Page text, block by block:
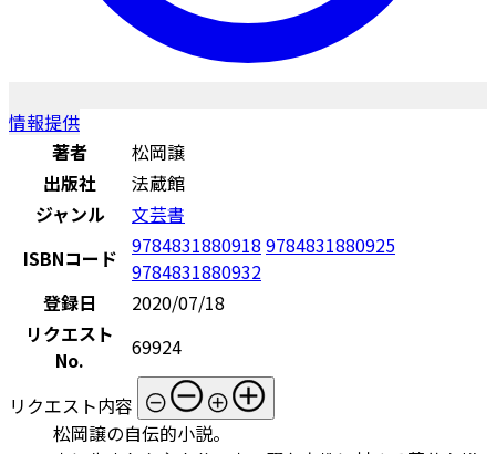
情報提供
著者
松岡譲
出版社
法蔵館
ジャンル
文芸書
ISBNコード 9784831880918 9784831880925
9784831880932
登録日
2020/07/18
リクエスト
No.
69924
リクエスト内容
松岡譲の自伝的小説。